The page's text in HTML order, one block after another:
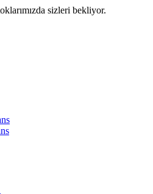
sizleri bekliyor.